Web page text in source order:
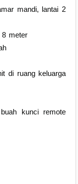
mandi, lantai 2
meter
di ruang keluarga
kunci remote